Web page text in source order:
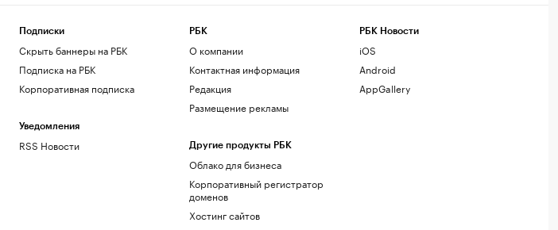
Подписки
Скрыть баннеры на РБК
Подписка на РБК
Корпоративная подписка
Уведомления
RSS Новости
РБК
О компании
Контактная информация
Редакция
Размещение рекламы
Другие продукты РБК
Облако для бизнеса
Корпоративный регистратор
доменов
Хостинг сайтов
РБК Новости
iOS
Android
AppGallery